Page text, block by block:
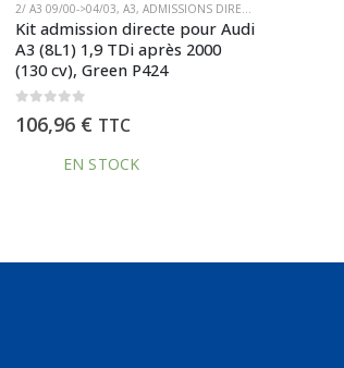
,SIMPLE CÔNE
AUDI,AUDI,FILTRES ,FILTRES GREEN, PIECES PAR MARQUE
155, ADMISSIONS DIRECTES,ALFA ROMÉO,
Kit admission directe pour Alfa
Romeo 155 2,0 16V après 1995
(150 cv), Green P523
144,48 € TTC
EN STOCK